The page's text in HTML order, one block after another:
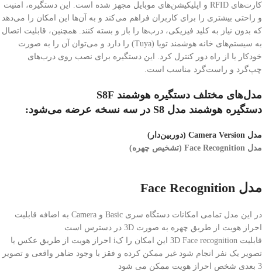
کارت‌های RFID و اپلیکیشن‌های موبایل مجهز شده است. این دستگیره، امنیت
و راحتی بیشتری را برای کاربران فراهم می‌کند و به آن‌ها این امکان را می‌دهد
که بدون نیاز به کلید فیزیکی، درب‌ها را باز و بسته کنند. همچنین، قابلیت اتصال
به سیستم‌های خانه هوشمند تویا (Tuya) را دارد و می‌توان آن را به صورت
خودکار یا از راه دور کنترل کرد. این دستگیره برای نصب روی درب‌های
چپ‌گرد و راست‌گرد مناسب است.
مدل‌های مختلف دستگیره هوشمند S8F
دستگیره هوشمند مدل S8 در سه نسخه عرضه می‌شود:
مدل Camera Version (دوربین‌دار)
مدل Face Recognition (تشخیص چهره)
مدل Face Recognition
در این مدل تمامی امکانات دستگاه سری Basic و Camera به اضافه قابلیت
احراز هویت از طریق چهره به صورت 3D در دسترس است
قابلیت 3D Face recognition این امکان را کi احراز هویت از طریق عکس یا
تصویر یک نفر انجام شود غیر ممکن کرده و فقز با وجود ضاهر واقعی و تصویر
3 بعدی شخص احراز هویت ممکن می شود